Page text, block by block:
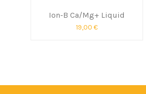
Ion-B Ca/Mg+ Liquid
19,00 €